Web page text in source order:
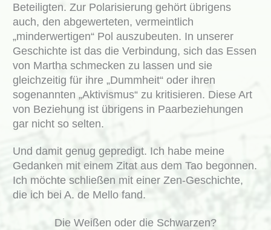
Beteiligten. Zur Polarisierung gehört übrigens
auch, den abgewerteten, vermeintlich
„minderwertigen“ Pol auszubeuten. In unserer
Geschichte ist das die Verbindung, sich das Essen
von Martha schmecken zu lassen und sie
gleichzeitig für ihre „Dummheit“ oder ihren
sogenannten „Aktivismus“ zu kritisieren. Diese Art
von Beziehung ist übrigens in Paarbeziehungen
gar nicht so selten.
Und damit genug gepredigt. Ich habe meine
Gedanken mit einem Zitat aus dem Tao begonnen.
Ich möchte schließen mit einer Zen-Geschichte,
die ich bei A. de Mello fand.
Die Weißen oder die Schwarzen?